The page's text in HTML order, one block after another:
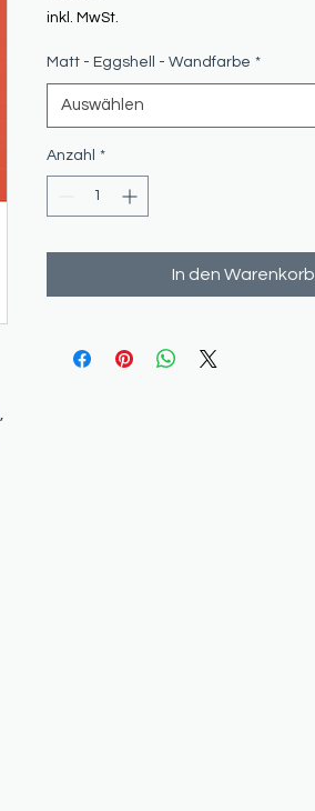
inkl. MwSt.
Matt - Eggshell - Wandfarbe *
Auswählen
Anzahl *
In den Warenkorb